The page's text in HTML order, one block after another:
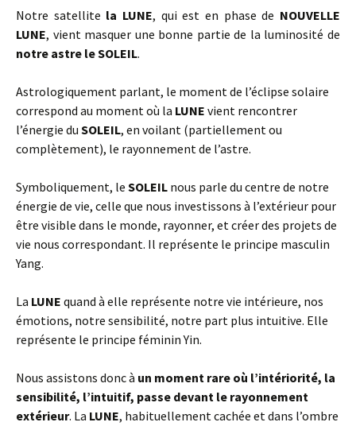
Notre satellite la LUNE, qui est en phase de NOUVELLE
LUNE, vient masquer une bonne partie de la luminosité de
notre astre le SOLEIL.
Astrologiquement parlant, le moment de l’éclipse solaire
correspond au moment où la LUNE vient rencontrer
l’énergie du SOLEIL, en voilant (partiellement ou
complètement), le rayonnement de l’astre.
Symboliquement, le SOLEIL nous parle du centre de notre
énergie de vie, celle que nous investissons à l’extérieur pour
être visible dans le monde, rayonner, et créer des projets de
vie nous correspondant. Il représente le principe masculin
Yang.
La LUNE quand à elle représente notre vie intérieure, nos
émotions, notre sensibilité, notre part plus intuitive. Elle
représente le principe féminin Yin.
Nous assistons donc à un moment rare où l’intériorité, la
sensibilité, l’intuitif, passe devant le rayonnement
extérieur. La LUNE, habituellement cachée et dans l’ombre